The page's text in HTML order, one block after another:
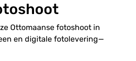
ons op
rondleidingen
French
German
Italian
Ottomaanse fotoshoot in
en digitale fotolevering—